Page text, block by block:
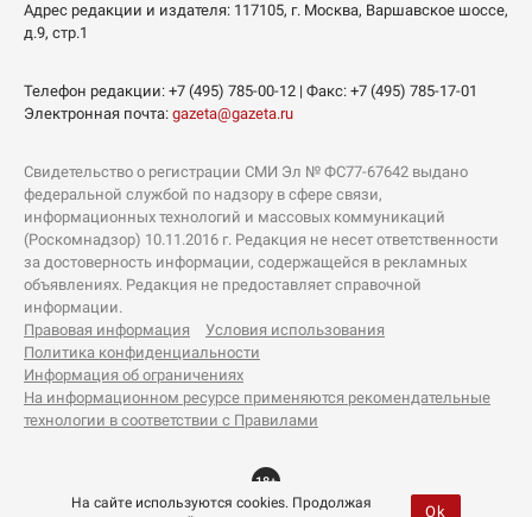
На сайте используются cookies. Продолжая
Ok
Адрес редакции и издателя: 117105, г. Москва, Варшавское шоссе,
д.9, стр.1
Телефон редакции: +7 (495) 785-00-12 | Факс: +7 (495) 785-17-01
Электронная почта: gazeta@gazeta.ru
Свидетельство о регистрации СМИ Эл № ФС77-67642 выдано
федеральной службой по надзору в сфере связи,
информационных технологий и массовых коммуникаций
(Роскомнадзор) 10.11.2016 г. Редакция не несет ответственности
за достоверность информации, содержащейся в рекламных
объявлениях. Редакция не предоставляет справочной
информации.
Правовая информация
Условия использования
Политика конфиденциальности
Информация об ограничениях
На информационном ресурсе применяются рекомендательные
технологии в соответствии с Правилами
18+